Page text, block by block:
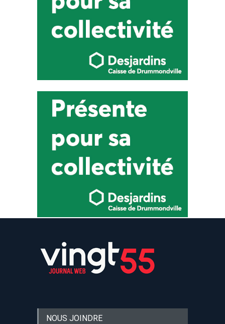
NOUS JOINDRE